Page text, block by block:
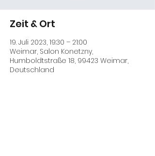
Zeit & Ort
19. Juli 2023, 19:30 – 21:00
Weimar, Salon Konetzny,
Humboldtstraße 18, 99423 Weimar,
Deutschland